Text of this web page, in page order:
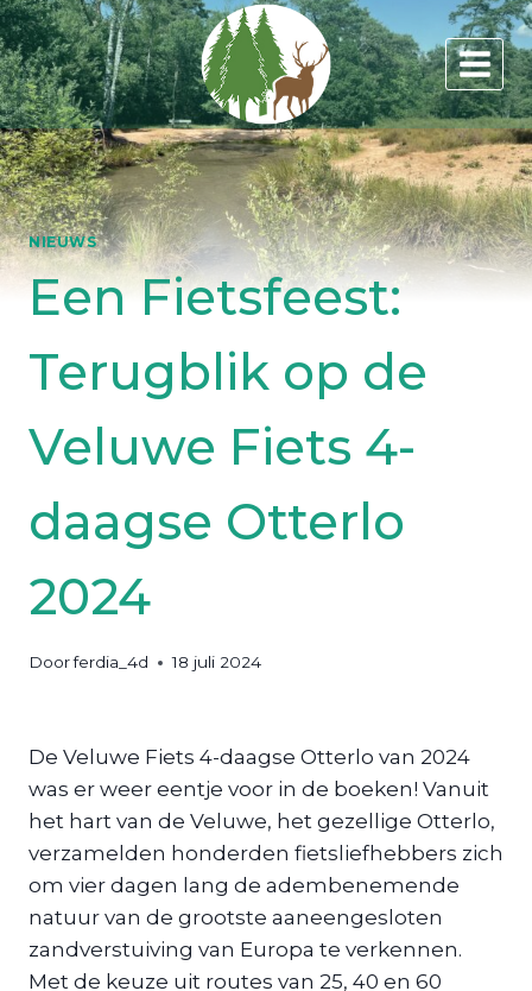
Doorgaan
naar
inhoud
NIEUWS
Een Fietsfeest:
Terugblik op de
Veluwe Fiets 4-
daagse Otterlo
2024
Doorferdia_4d 18 juli 2024
De Veluwe Fiets 4-daagse Otterlo van 2024
was er weer eentje voor in de boeken! Vanuit
het hart van de Veluwe, het gezellige Otterlo,
verzamelden honderden fietsliefhebbers zich
om vier dagen lang de adembenemende
natuur van de grootste aaneengesloten
zandverstuiving van Europa te verkennen.
Met de keuze uit routes van 25, 40 en 60